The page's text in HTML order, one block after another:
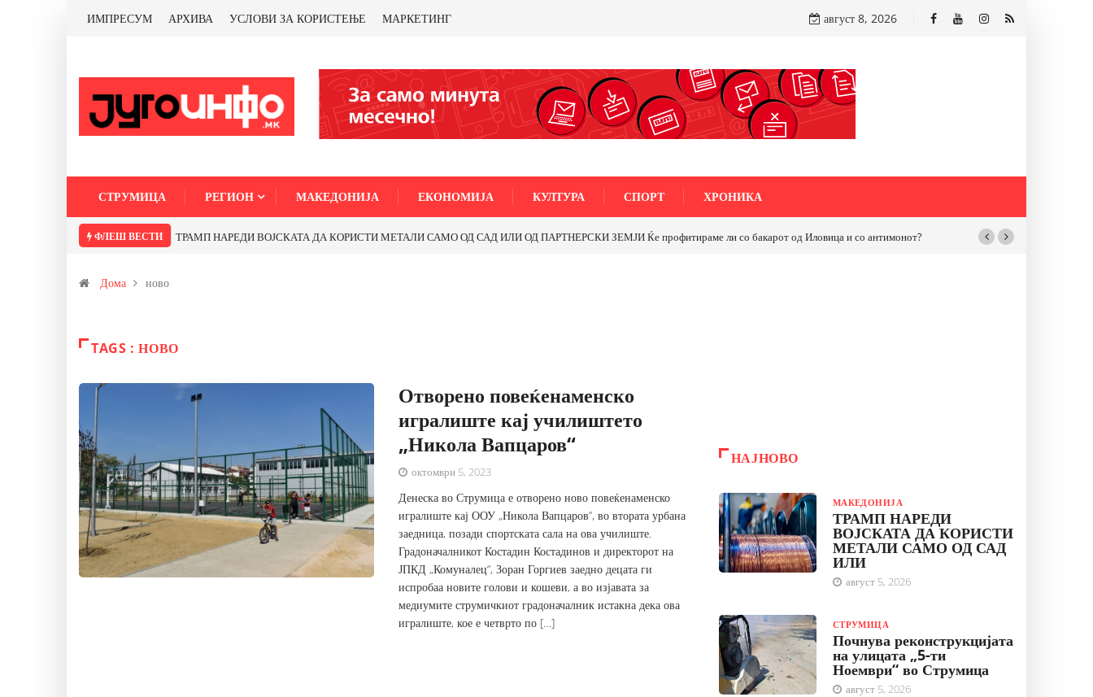
ИМПРЕСУМ АРХИВА УСЛОВИ ЗА КОРИСТЕЊЕ МАРКЕТИНГ август 8, 2026
СТРУМИЦА РЕГИОН МАКЕДОНИЈА ЕКОНОМИЈА КУЛТУРА СПОРТ ХРОНИКА
ФЛЕШ ВЕСТИ ТРАМП НАРЕДИ ВОЈСКАТА ДА КОРИСТИ МЕТАЛИ САМО ОД САД ИЛИ ОД ПАРТНЕРСКИ ЗЕМЈИ Ќе профитираме ли со бакарот од Иловица и со антимонот?
Дома ново
TAGS : НОВО
Отворено повеќенаменско
игралиште кај училиштето
„Никола Вапцаров“
октомври 5, 2023
Денеска во Струмица е отворено ново повеќенаменско
игралиште кај ООУ „Никола Вапцаров“, во втората урбана
заедница, позади спортската сала на ова училиште.
Градоначалникот Костадин Костадинов и директорот на
ЈПКД „Комуналец“, Зоран Горгиев заедно децата ги
испробаа новите голови и кошеви, а во изјавата за
медиумите струмичкиот градоначалник истакна дека ова
игралиште, кое е четврто по […]
НАЈНОВО
МАКЕДОНИЈА
ТРАМП НАРЕДИ
ВОЈСКАТА ДА КОРИСТИ
МЕТАЛИ САМО ОД САД
ИЛИ
август 5, 2026
СТРУМИЦА
Почнува реконструкцијата
на улицата „5-ти
Ноември“ во Струмица
август 5, 2026